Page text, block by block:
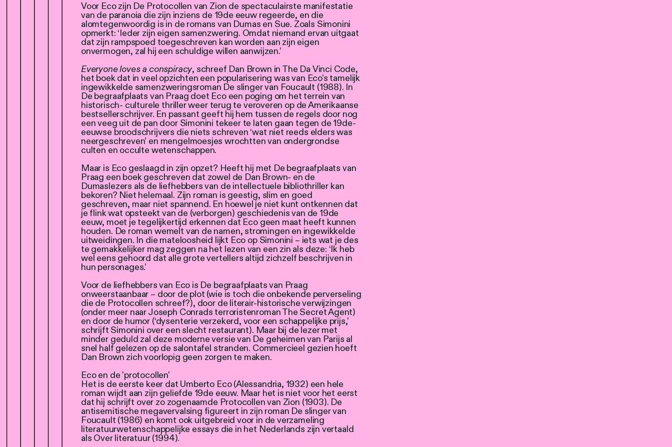
Voor Eco zijn De Protocollen van Zion de spectaculairste manifestatie
van de paranoia die zijn inziens de 19de eeuw regeerde, en die
alomtegenwoordig is in de romans van Dumas en Sue. Zoals Simonini
opmerkt: ‘Ieder zijn eigen samenzwering. Omdat niemand ervan uitgaat
dat zijn rampspoed toegeschreven kan worden aan zijn eigen
onvermogen, zal hij een schuldige willen aanwijzen.’
Everyone loves a conspiracy, schreef Dan Brown in The Da Vinci Code,
het boek dat in veel opzichten een popularisering was van Eco’s tamelijk
ingewikkelde samenzweringsroman De slinger van Foucault (1988). In
De begraafplaats van Praag doet Eco een poging om het terrein van
historisch- culturele thriller weer terug te veroveren op de Amerikaanse
bestsellerschrijver. En passant geeft hij hem tussen de regels door nog
een veeg uit de pan door Simonini tekeer te laten gaan tegen de 19de-
eeuwse broodschrijvers die niets schreven ‘wat niet reeds elders was
neergeschreven’ en mengelmoesjes wrochtten van ondergrondse
culten en occulte wetenschappen.
Maar is Eco geslaagd in zijn opzet? Heeft hij met De begraafplaats van
Praag een boek geschreven dat zowel de Dan Brown- en de
Dumaslezers als de liefhebbers van de intellectuele bibliothriller kan
bekoren? Niet helemaal. Zijn roman is geestig, slim en goed
geschreven, maar niet spannend. En hoewel je niet kunt ontkennen dat
je flink wat opsteekt van de (verborgen) geschiedenis van de 19de
eeuw, moet je tegelijkertijd erkennen dat Eco geen maat heeft kunnen
houden. De roman wemelt van de namen, stromingen en ingewikkelde
uitweidingen. In die mateloosheid lijkt Eco op Simonini – iets wat je des
te gemakkelijker mag zeggen na het lezen van een zin als deze: ‘Ik heb
wel eens gehoord dat alle grote vertellers altijd zichzelf beschrijven in
hun personages.’
Voor de liefhebbers van Eco is De begraafplaats van Praag
onweerstaanbaar – door de plot (wie is toch die onbekende perverseling
die de Protocollen schreef?), door de literair-historische verwijzingen
(onder meer naar Joseph Conrads terroristenroman The Secret Agent)
en door de humor (‘dysenterie verzekerd, voor een schappelijke prijs,’
schrijft Simonini over een slecht restaurant). Maar bij de lezer met
minder geduld zal deze moderne versie van De geheimen van Parijs al
snel half gelezen op de salontafel stranden. Commercieel gezien hoeft
Dan Brown zich voorlopig geen zorgen te maken.
Eco en de 'protocollen'
Het is de eerste keer dat Umberto Eco (Alessandria, 1932) een hele
roman wijdt aan zijn geliefde 19de eeuw. Maar het is niet voor het eerst
dat hij schrijft over zo zogenaamde Protocollen van Zion (1903). De
antisemitische megavervalsing figureert in zijn roman De slinger van
Foucault (1986) en komt ook uitgebreid voor in de verzameling
literatuurwetenschappelijke essays die in het Nederlands zijn vertaald
als Over literatuur (1994).